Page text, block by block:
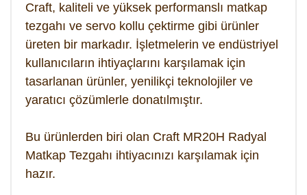
Craft, kaliteli ve yüksek performanslı matkap
tezgahı ve servo kollu çektirme gibi ürünler
üreten bir markadır. İşletmelerin ve endüstriyel
kullanıcıların ihtiyaçlarını karşılamak için
tasarlanan ürünler, yenilikçi teknolojiler ve
yaratıcı çözümlerle donatılmıştır.
Bu ürünlerden biri olan Craft MR20H Radyal
Matkap Tezgahı ihtiyacınızı karşılamak için
hazır.